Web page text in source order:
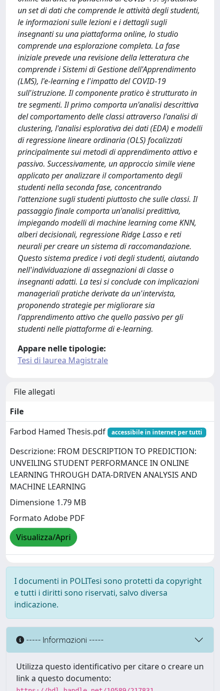
un set di dati che comprende le attività degli studenti,
le informazioni sulle lezioni e i dettagli sugli
insegnanti su una piattaforma online, lo studio
comprende una esplorazione completa. La fase
iniziale prevede una revisione della letteratura che
comprende i Sistemi di Gestione dell'Apprendimento
(LMS), l'e-learning e l'impatto del COVID-19
sull'istruzione. Il componente pratico è strutturato in
tre segmenti. Il primo comporta un'analisi descrittiva
del comportamento delle classi attraverso l'analisi di
clustering, l'analisi esplorativa dei dati (EDA) e modelli
di regressione lineare ordinaria (OLS) focalizzati
principalmente sui metodi di apprendimento attivo e
passivo. Successivamente, un approccio simile viene
applicato per analizzare il comportamento degli
studenti nella seconda fase, concentrando
l'attenzione sugli studenti piuttosto che sulle classi. Il
passaggio finale comporta un'analisi predittiva,
impiegando modelli di machine learning come KNN,
alberi decisionali, regressione Ridge Lasso e reti
neurali per creare un sistema di raccomandazione.
Questo sistema predice i voti degli studenti, aiutando
nell'individuazione di assegnazioni di classe o
insegnanti adatti. La tesi si conclude con implicazioni
manageriali pratiche derivate da un'intervista,
proponendo strategie per migliorare sia
l'apprendimento attivo che quello passivo per gli
studenti nelle piattaforme di e-learning.
Appare nelle tipologie:
Tesi di laurea Magistrale
File allegati
File
Farbod Hamed Thesis.pdf
accessibile in internet per tutti
Descrizione: FROM DESCRIPTION TO PREDICTION:
UNVEILING STUDENT PERFORMANCE IN ONLINE
LEARNING THROUGH DATA-DRIVEN ANALYSIS AND
MACHINE LEARNING
Dimensione 1.79 MB
Formato Adobe PDF
Visualizza/Apri
I documenti in POLITesi sono protetti da copyright
e tutti i diritti sono riservati, salvo diversa
indicazione.
----- Informazioni -----
Utilizza questo identificativo per citare o creare un
link a questo documento: